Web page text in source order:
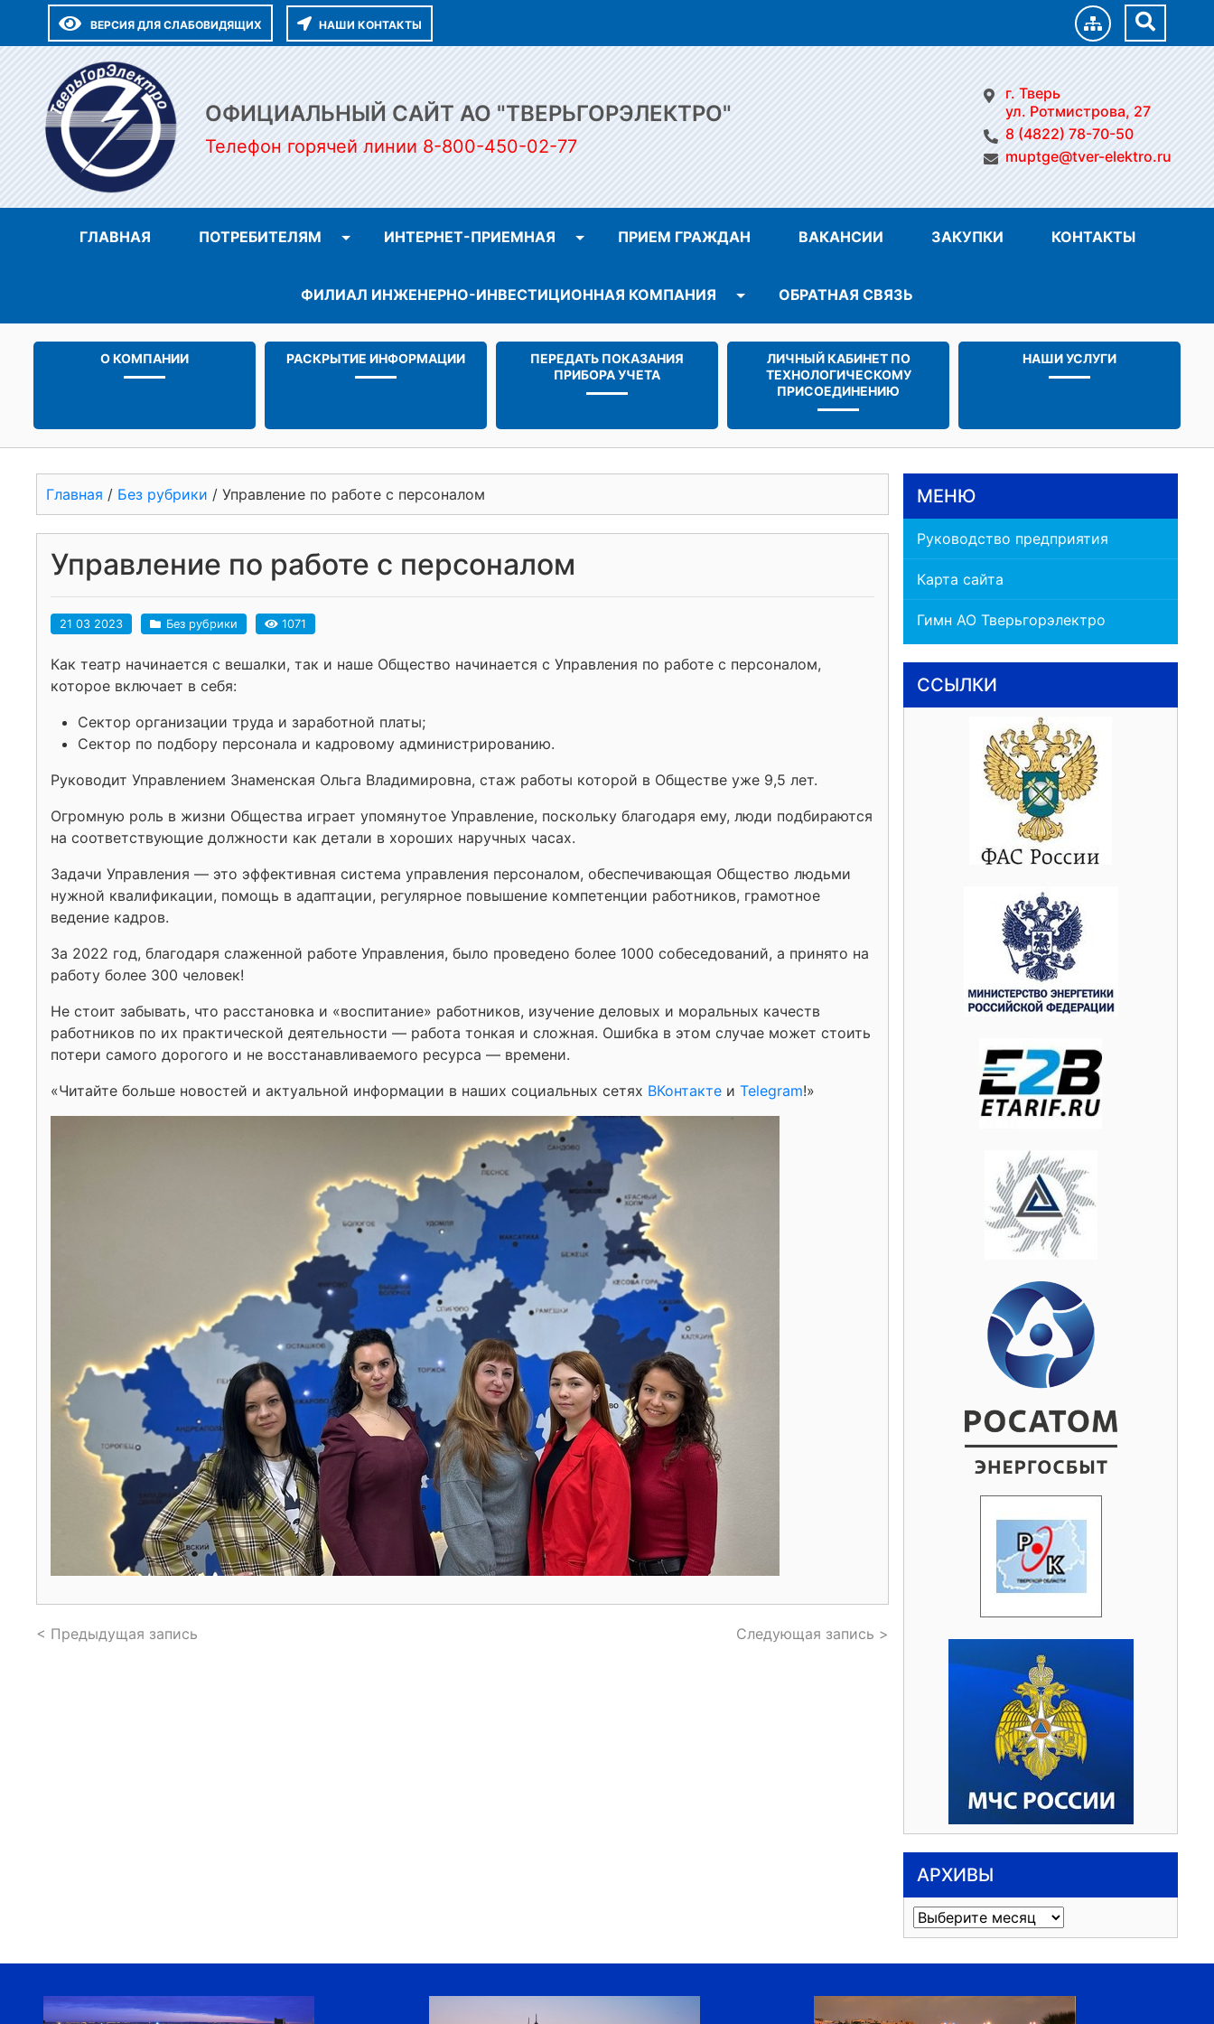
ВЕРСИЯ ДЛЯ СЛАБОВИДЯЩИХ НАШИ КОНТАКТЫ
ОФИЦИАЛЬНЫЙ САЙТ АО "ТВЕРЬГОРЭЛЕКТРО"
Телефон горячей линии 8-800-450-02-77
г. Тверь
ул. Ротмистрова, 27
8 (4822) 78-70-50
muptge@tver-elektro.ru
ГЛАВНАЯ ПОТРЕБИТЕЛЯМ ИНТЕРНЕТ-ПРИЕМНАЯ ПРИЕМ ГРАЖДАН ВАКАНСИИ ЗАКУПКИ КОНТАКТЫ
ФИЛИАЛ ИНЖЕНЕРНО-ИНВЕСТИЦИОННАЯ КОМПАНИЯ ОБРАТНАЯ СВЯЗЬ
О КОМПАНИИ РАСКРЫТИЕ ИНФОРМАЦИИ
ПЕРЕДАТЬ ПОКАЗАНИЯ
ПРИБОРА УЧЕТА
ЛИЧНЫЙ КАБИНЕТ ПО
ТЕХНОЛОГИЧЕСКОМУ
ПРИСОЕДИНЕНИЮ
НАШИ УСЛУГИ
Главная / Без рубрики / Управление по работе с персоналом
Управление по работе с персоналом
21 03 2023 Без рубрики 1071
Как театр начинается с вешалки, так и наше Общество начинается с Управления по работе с персоналом,
которое включает в себя:
Сектор организации труда и заработной платы;
Сектор по подбору персонала и кадровому администрированию.
Руководит Управлением Знаменская Ольга Владимировна, стаж работы которой в Обществе уже 9,5 лет.
Огромную роль в жизни Общества играет упомянутое Управление, поскольку благодаря ему, люди подбираются
на соответствующие должности как детали в хороших наручных часах.
Задачи Управления — это эффективная система управления персоналом, обеспечивающая Общество людьми
нужной квалификации, помощь в адаптации, регулярное повышение компетенции работников, грамотное
ведение кадров.
За 2022 год, благодаря слаженной работе Управления, было проведено более 1000 собеседований, а принято на
работу более 300 человек!
Не стоит забывать, что расстановка и «воспитание» работников, изучение деловых и моральных качеств
работников по их практической деятельности — работа тонкая и сложная. Ошибка в этом случае может стоить
потери самого дорогого и не восстанавливаемого ресурса — времени.
«Читайте больше новостей и актуальной информации в наших социальных сетях ВКонтакте и Telegram!»
< Предыдущая запись Следующая запись >
МЕНЮ
Руководство предприятия
Карта сайта
Гимн АО Тверьгорэлектро
ССЫЛКИ
АРХИВЫ
Архивы